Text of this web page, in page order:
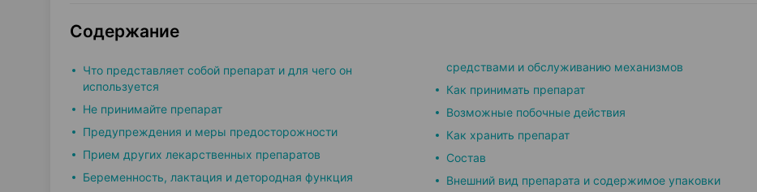
Содержание
Что представляет собой препарат и для чего он
используется
Не принимайте препарат
Предупреждения и меры предосторожности
Прием других лекарственных препаратов
Беременность, лактация и детородная функция
средствами и обслуживанию механизмов
Как принимать препарат
Возможные побочные действия
Как хранить препарат
Состав
Внешний вид препарата и содержимое упаковки